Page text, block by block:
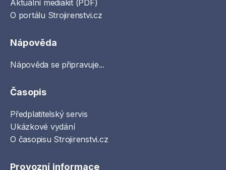
Aktuální mediakit (PDF)
O portálu Strojirenstvi.cz
Nápověda
Nápověda se připravuje...
Časopis
Předplatitelský servis
Ukázkové vydání
O časopisu Strojirenstvi.cz
Provozní informace